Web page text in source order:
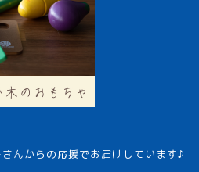
んからの応援でお届けしています♪